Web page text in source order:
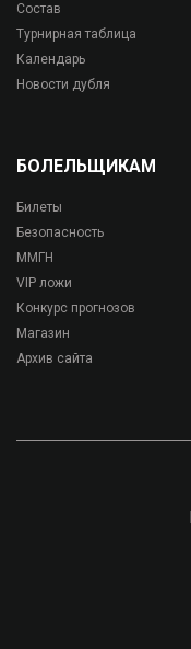
Состав
Турнирная таблица
Календарь
Новости дубля
БОЛЕЛЬЩИКАМ
Билеты
Безопасность
ММГН
VIP ложи
Конкурс прогнозов
Магазин
Архив сайта